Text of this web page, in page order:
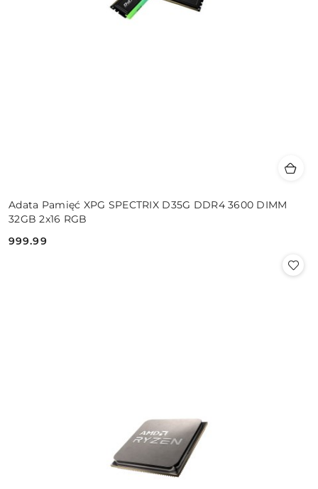
Adata Pamięć XPG SPECTRIX D35G DDR4 3600 DIMM
32GB 2x16 RGB
Cena:
999.99